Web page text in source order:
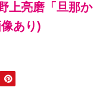
上亮磨「旦那か
あり)